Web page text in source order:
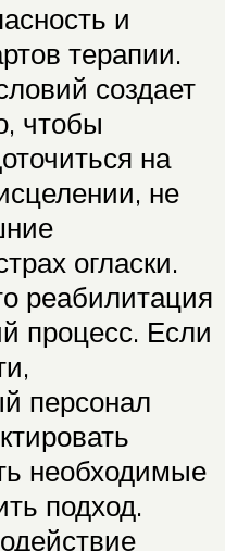
и
терапии.
создает
чтобы
на
не
огласки.
реабилитация
процесс. Если
персонал
необходимые
подход.